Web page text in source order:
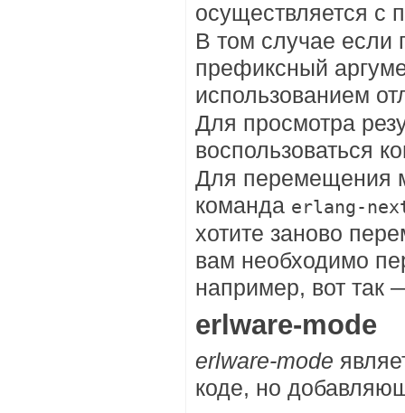
осуществляется
В том случае если
префиксный
использованием
Для просмотра
воспользоваться
Для перемещения
команда erlang-
хотите заново
вам необходимо
например, вот так
erlware-mode
erlware-mode
коде, но